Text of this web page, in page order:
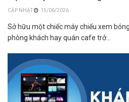
15/06/2026
Sở hữu một chiếc máy chiếu xem
phòng khách hay quán cafe trở...